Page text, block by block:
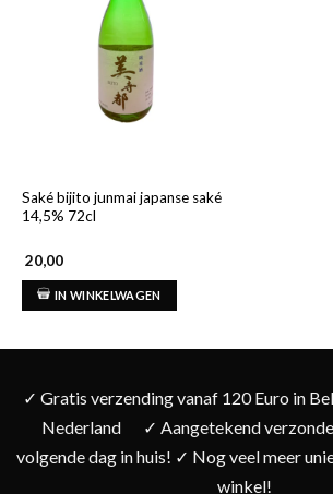
Saké bijito junmai japanse saké
14,5% 72cl
20,00
IN WINKELWAGEN
✓ Gratis verzending vanaf 120 Euro in
Nederland
✓ Aangetekend
volgende dag in huis! ✓ Nog veel meer
winkel!